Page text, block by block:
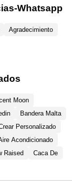
Whatsapp
Agradecimiento
Moon
Bandera Malta
Personalizado
Acondicionado
Raised
Caca De